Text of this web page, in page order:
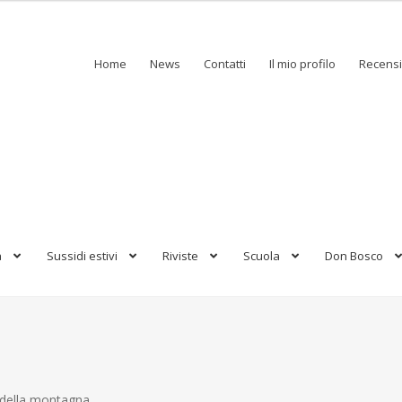
Home News Contatti Il mio profilo
Sussidi estivi Riviste Scuola Don Bosco